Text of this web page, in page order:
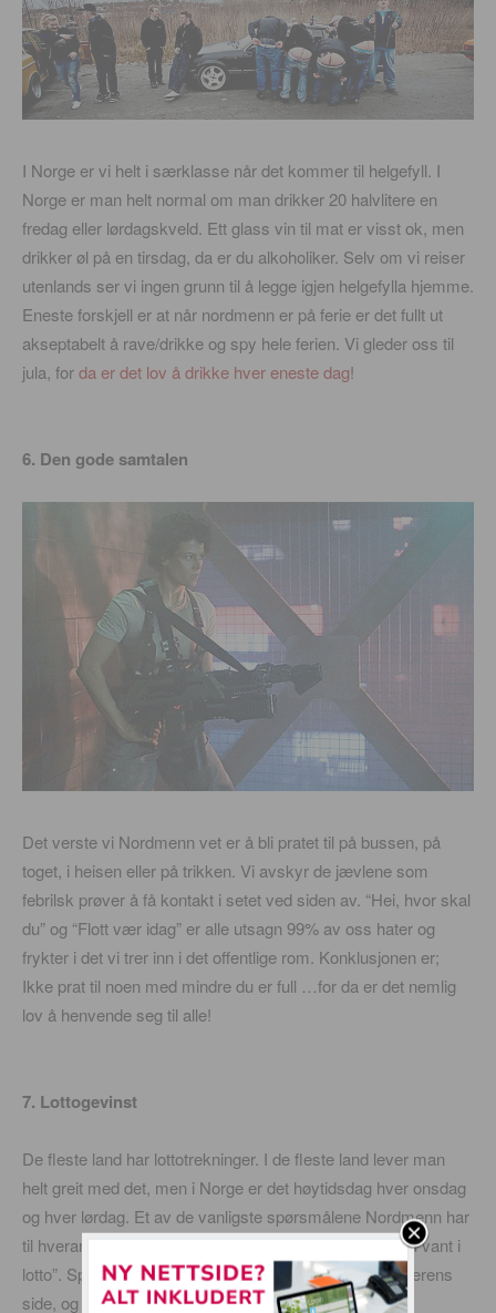
I Norge er vi helt i særklasse når det kommer til helgefyll. I
Norge er man helt normal om man drikker 20 halvlitere en
fredag eller lørdagskveld. Ett glass vin til mat er visst ok, men
drikker øl på en tirsdag, da er du alkoholiker. Selv om vi reiser
utenlands ser vi ingen grunn til å legge igjen helgefylla hjemme.
Eneste forskjell er at når nordmenn er på ferie er det fullt ut
akseptabelt å rave/drikke og spy hele ferien. Vi gleder oss til
jula, forda er det lov å drikke hver eneste dag!
6. Den gode samtalen
Det verste vi Nordmenn vet er å bli pratet til på bussen, på
toget, i heisen eller på trikken. Vi avskyr de jævlene som
febrilsk prøver å få kontakt i setet ved siden av. “Hei, hvor skal
du” og “Flott vær idag” er alle utsagn 99% av oss hater og
frykter i det vi trer inn i det offentlige rom. Konklusjonen er;
Ikke prat til noen med mindre du er full …for da er det nemlig
lov å henvende seg til alle!
7. Lottogevinst
De fleste land har lottotrekninger. I de fleste land lever man
helt greit med det, men i Norge er det høytidsdag hver onsdag
og hver lørdag. Et av de vanligste spørsmålene Nordmenn har
til hverandre er “Hva skulle du brukt pengene på om du vant i
lotto”. Spill i vei, oddsen for å vinne er skikkelig på spillerens
side, og alle har en selvsagt rett på å vinne!